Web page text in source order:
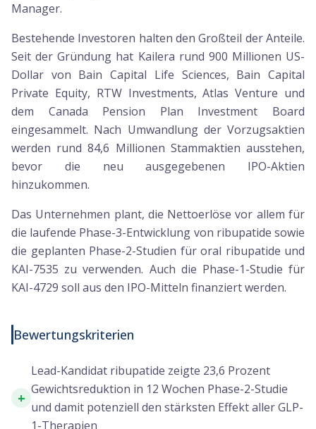
Manager.
Bestehende Investoren halten den Großteil der Anteile.
Seit der Gründung hat Kailera rund 900 Millionen US-
Dollar von Bain Capital Life Sciences, Bain Capital
Private Equity, RTW Investments, Atlas Venture und
dem Canada Pension Plan Investment Board
eingesammelt. Nach Umwandlung der Vorzugsaktien
werden rund 84,6 Millionen Stammaktien ausstehen,
bevor die neu ausgegebenen IPO-Aktien
hinzukommen.
Das Unternehmen plant, die Nettoerlöse vor allem für
die laufende Phase-3-Entwicklung von ribupatide sowie
die geplanten Phase-2-Studien für oral ribupatide und
KAI-7535 zu verwenden. Auch die Phase-1-Studie für
KAI-4729 soll aus den IPO-Mitteln finanziert werden.
Bewertungskriterien
+
Lead-Kandidat ribupatide zeigte 23,6 Prozent
Gewichtsreduktion in 12 Wochen Phase-2-Studie
und damit potenziell den stärksten Effekt aller GLP-
1-Therapien